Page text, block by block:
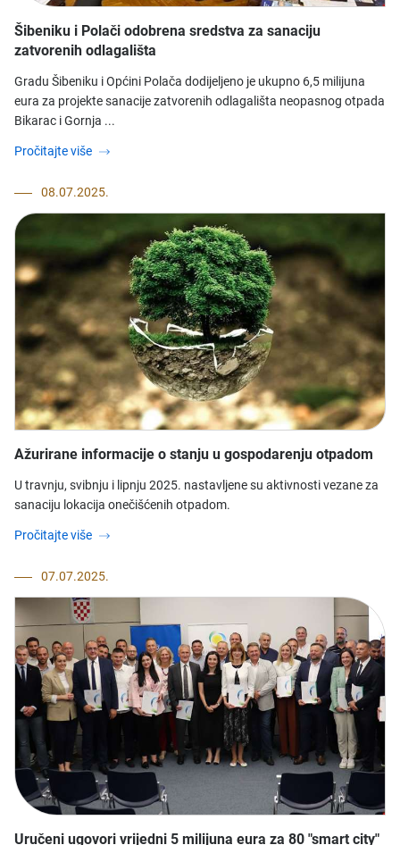
Šibeniku i Polači odobrena sredstva za sanaciju
zatvorenih odlagališta
​Gradu Šibeniku i Općini Polača dodijeljeno je ukupno 6,5 milijuna
eura za projekte sanacije zatvorenih odlagališta neopasnog otpada
Bikarac i Gornja ...
Pročitajte više
08.07.2025.
Ažurirane informacije o stanju u gospodarenju otpadom
U travnju, svibnju i lipnju 2025. nastavljene su aktivnosti vezane za
sanaciju lokacija onečišćenih otpadom.
Pročitajte više
07.07.2025.
Uručeni ugovori vrijedni 5 milijuna eura za 80 "smart city"